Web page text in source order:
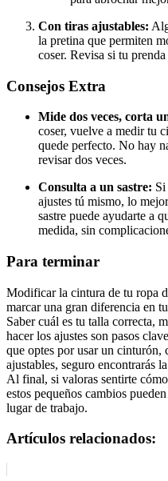
Con tiras ajustables:
la pretina que permiten
coser. Revisa si tu
Consejos Extra
Mide dos veces, corta
coser, vuelve a medir tu
quede perfecto. No hay
revisar dos veces.
Consulta a un sastre: Si
ajustes tú mismo, lo
sastre puede ayudarte a
medida, sin
Para terminar
Modificar la cintura de tu ropa
marcar una gran diferencia en
Saber cuál es tu talla correcta,
hacer los ajustes son pasos
que optes por usar un cinturón,
ajustables, seguro encontrarás
Al final, si valoras sentirte
estos pequeños cambios
lugar de trabajo.
Artículos relacionados: